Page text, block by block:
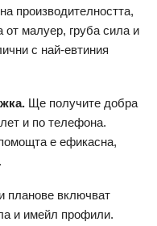
производителността,
от малуер, груба сила и
с най-евтиния
Ще получите добра
и по телефона.
е ефикасна,
планове включват
и имейл профили.